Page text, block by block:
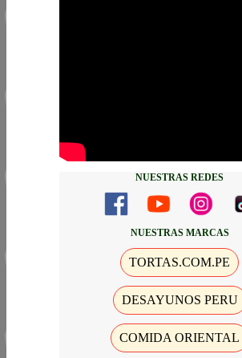
NUESTRAS REDES
NUESTRAS MARCAS
TORTAS.COM.PE
DESAYUNOS PERU
COMIDA ORIENTAL